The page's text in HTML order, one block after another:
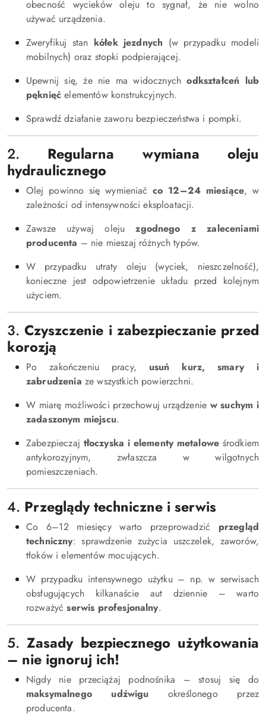
obecność wycieków oleju to sygnał, że nie wolno
używać urządzenia.
Zweryfikuj stan kółek jezdnych (w przypadku modeli
mobilnych) oraz stopki podpierającej.
Upewnij się, że nie ma widocznychodkształceń lub
pęknięć elementów konstrukcyjnych.
Sprawdź działanie zaworu bezpieczeństwa i pompki.
2. Regularna wymiana oleju
hydraulicznego
Olej powinno się wymieniaćco 12–24 miesiące, w
zależności od intensywności eksploatacji.
Zawsze używaj olejuzgodnego z zaleceniami
producenta – nie mieszaj różnych typów.
W przypadku utraty oleju (wyciek, nieszczelność),
konieczne jest odpowietrzenie układu przed kolejnym
użyciem.
3.Czyszczenie i zabezpieczanie przed
korozją
Po zakończeniu pracy, usuń kurz, smary i
zabrudzenia ze wszystkich powierzchni.
W miarę możliwości przechowuj urządzenie w suchym i
zadaszonym miejscu.
Zabezpieczaj tłoczyska i elementy metaloweśrodkiem
antykorozyjnym, zwłaszcza w wilgotnych
pomieszczeniach.
4. Przeglądy techniczne i serwis
Co 6–12 miesięcy warto przeprowadzić przegląd
techniczny: sprawdzenie zużycia uszczelek, zaworów,
tłoków i elementów mocujących.
W przypadku intensywnego użytku – np. w serwisach
obsługujących kilkanaście aut dziennie – warto
rozważyćserwis profesjonalny.
5.Zasady bezpiecznego użytkowania
– nie ignoruj ich!
Nigdy nie przeciążaj podnośnika – stosuj się do
maksymalnego udźwigu określonego przez
producenta.